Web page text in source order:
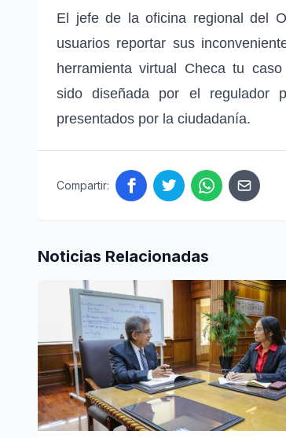
El jefe de la oficina regional del
usuarios reportar sus
herramienta virtual Checa tu
sido diseñada por el regulador
presentados por la ciudadanía.
Compartir:
Noticias Relacionadas